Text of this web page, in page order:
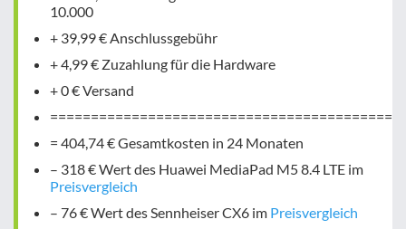
10.000
+ 39,99 € Anschlussgebühr
+ 4,99 € Zuzahlung für die Hardware
+ 0 € Versand
= 404,74 € Gesamtkosten in 24 Monaten
– 318 € Wert des Huawei MediaPad M5 8.4 LTE im
Preisvergleich
– 76 € Wert des Sennheiser CX6 im Preisvergleich